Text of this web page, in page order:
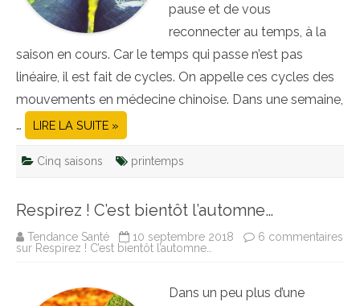
pause et de vous
reconnecter au temps, à la
saison en cours. Car le temps qui passe n’est pas
linéaire, il est fait de cycles. On appelle ces cycles des
mouvements en médecine chinoise. Dans une semaine,
…
LIRE LA SUITE »
Cinq saisons printemps
Respirez ! C’est bientôt l’automne…
Tendance Santé 10 septembre 2018
6 commentaires
sur Respirez ! C’est bientôt l’automne…
Dans un peu plus d’une